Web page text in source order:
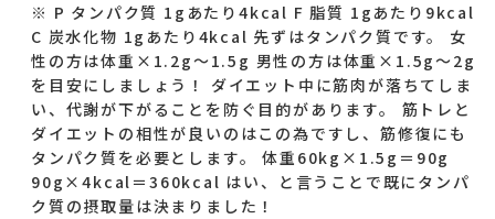
※ P タンパク質 1gあたり4kcal F 脂質 1gあたり9kcal
C 炭水化物 1gあたり4kcal 先ずはタンパク質です。 女
性の方は体重×1.2g～1.5g 男性の方は体重×1.5g～2g
を目安にしましょう！ ダイエット中に筋肉が落ちてしま
い、代謝が下がることを防ぐ目的があります。 筋トレと
ダイエットの相性が良いのはこの為ですし、筋修復にも
タンパク質を必要とします。 体重60kg×1.5g＝90g
90g×4kcal＝360kcal はい、と言うことで既にタンパ
ク質の摂取量は決まりました！